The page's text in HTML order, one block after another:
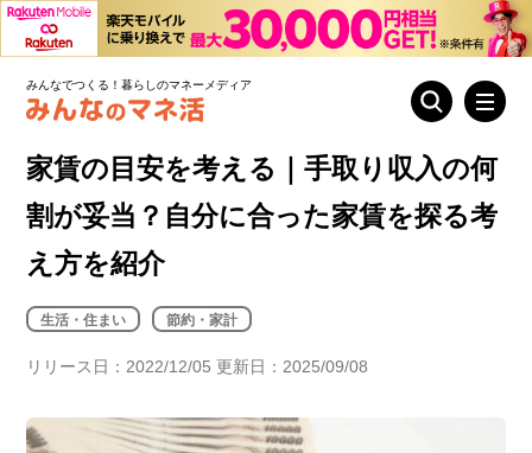
みんなでつくる！暮らしのマネーメディア
家賃の目安を考える｜手取り収入の何
割が妥当？自分に合った家賃を探る考
え方を紹介
生活・住まい 節約・家計
リリース日：2022/12/05 更新日：2025/09/08